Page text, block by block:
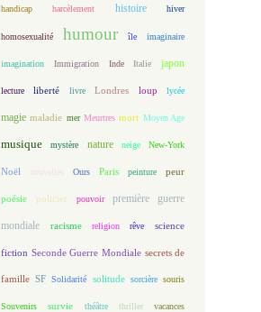
handicap harcèlement histoire hiver
homosexualité humour île imaginaire
imagination Immigration Inde Italie japon
lecture liberté livre Londres loup lycée
magie maladie mer Meurtres mort Moyen Age
musique mystère nature neige New-York
Noël nouvelles Ours Paris peinture peur
poésie policier pouvoir première guerre
mondiale racisme religion rêve science
fiction Seconde Guerre Mondiale secrets de
famille SF Solidarité solitude sorcière souris
Souvenirs survie théâtre thriller vacances